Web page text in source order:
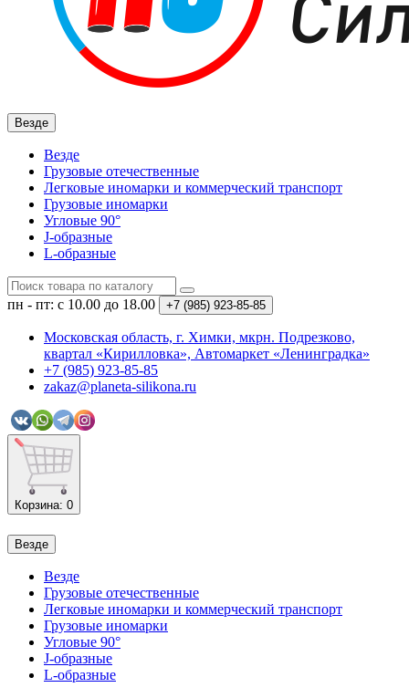
Везде
Везде
Грузовые отечественные
Легковые иномарки и коммерческий транспорт
Грузовые иномарки
Угловые 90°
J-образные
L-образные
пн - пт: с 10.00 до 18.00 +7 (985) 923-85-85
Московская область, г. Химки, мкрн. Подрезково,
квартал «Кирилловка», Автомаркет «Ленинградка»
+7 (985) 923-85-85
zakaz@planeta-silikona.ru
Корзина: 0
Везде
Везде
Грузовые отечественные
Легковые иномарки и коммерческий транспорт
Грузовые иномарки
Угловые 90°
J-образные
L-образные